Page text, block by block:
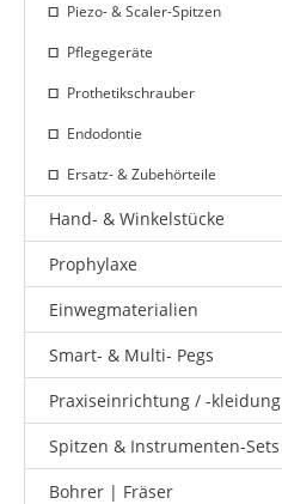
Piezo- & Scaler-Spitzen
Pflegegeräte
Prothetikschrauber
Endodontie
Ersatz- & Zubehörteile
Hand- & Winkelstücke
Prophylaxe
Einwegmaterialien
Smart- & Multi- Pegs
Praxiseinrichtung / -kleidung
Spitzen & Instrumenten-Sets
Bohrer | Fräser